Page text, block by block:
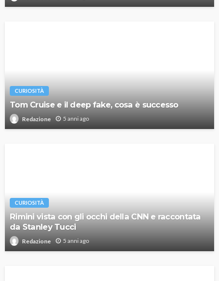
CURIOSITÀ
Tom Cruise e il deep fake, cosa è successo
Redazione 5 anni ago
CURIOSITÀ
Rimini vista con gli occhi della CNN e raccontata
da Stanley Tucci
Redazione 5 anni ago